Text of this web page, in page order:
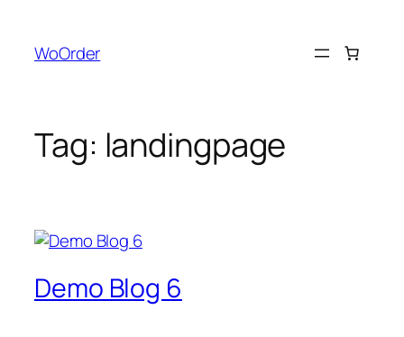
content
WoOrder
Tag: landingpage
Demo Blog 6